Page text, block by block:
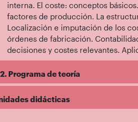
interna. El coste: conceptos
factores de producción. La
Localización e imputación de los
órdenes de fabricación.
decisiones y costes relevantes.
Programa de teoría
didácticas